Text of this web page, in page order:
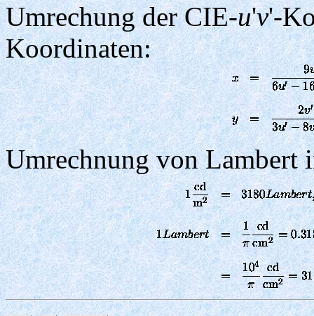
Umrechung der CIE-u'v'-
Koordinaten:
Umrechnung von Lambert